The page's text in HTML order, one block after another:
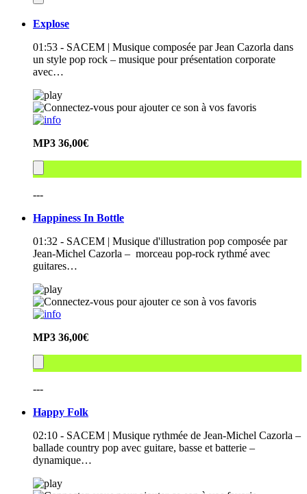
Explose
01:53 - SACEM | Musique composée par Jean Cazorla dans
un style pop rock – musique pour présentation corporate
avec…
MP3 36,00€
---
Happiness In Bottle
01:32 - SACEM | Musique d'illustration pop composée par
Jean-Michel Cazorla – morceau pop-rock rythmé avec
guitares…
MP3 36,00€
---
Happy Folk
02:10 - SACEM | Musique rythmée de Jean-Michel Cazorla –
ballade country pop avec guitare, basse et batterie –
dynamique…